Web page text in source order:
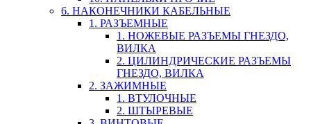
6. НАКОНЕЧНИКИ КАБЕЛЬНЫЕ
1. РАЗЪЕМНЫЕ
1. НОЖЕВЫЕ РАЗЪЕМЫ ГНЕЗДО,
ВИЛКА
2. ЦИЛИНДРИЧЕСКИЕ РАЗЪЕМЫ
ГНЕЗДО, ВИЛКА
2. ЗАЖИМНЫЕ
1. ВТУЛОЧНЫЕ
2. ШТЫРЕВЫЕ